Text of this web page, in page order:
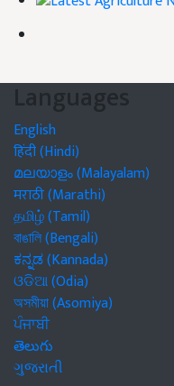
Languages
English
हिंदी (Hindi)
മലയാളം (Malayalam)
मराठी (Marathi)
தமிழ் (Tamil)
বাঙালি (Bengali)
ಕನ್ನಡ (Kannada)
ଓଡିଆ (Odia)
অসমীয়া (Asomiya)
ਪੰਜਾਬੀ
తెలుగు
ગુજરાતી